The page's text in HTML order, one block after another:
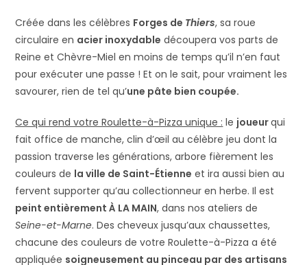
Créée dans les célèbres Forges de Thiers, sa roue
circulaire en acier inoxydable découpera vos parts de
Reine et Chèvre-Miel en moins de temps qu’il n’en faut
pour exécuter une passe ! Et on le sait, pour vraiment les
savourer, rien de tel qu’une pâte bien coupée.
Ce qui rend votre Roulette-à-Pizza unique : le joueurqui
fait office de manche, clin d’œil au célèbre jeu dont la
passion traverse les générations, arbore fièrement les
couleurs de la ville de Saint-Étienne et ira aussi bien au
fervent supporter qu’au collectionneur en herbe. Il est
peint entièrement À LA MAIN, dans nos ateliers de
Seine-et-Marne. Des cheveux jusqu’aux chaussettes,
chacune des couleurs de votre Roulette-à-Pizza a été
appliquée soigneusement au pinceau par des artisans